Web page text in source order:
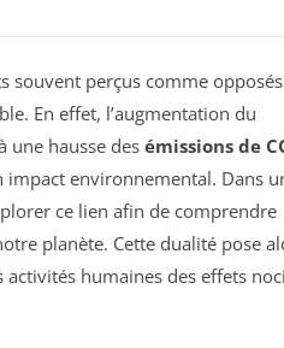
souvent perçus comme opposés
En effet, l’augmentation du
une hausse des émissions de
impact environnemental. Dans
ce lien afin de comprendre
planète. Cette dualité pose
activités humaines des effets